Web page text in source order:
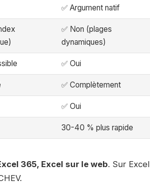
✅ Argument natif
✅ Non (plages
dynamiques)
✅ Oui
✅ Complètement
✅ Oui
30-40 % plus rapide
365, Excel sur le web. Sur Excel